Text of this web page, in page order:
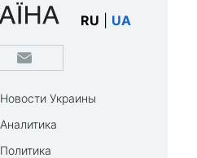
RU UA
Новости Украины
Аналитика
Политика